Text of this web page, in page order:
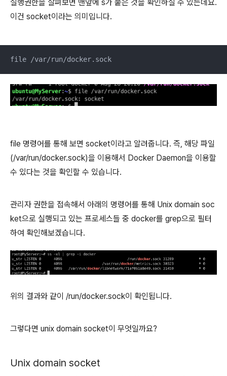
실행권한을 살펴보면 맨앞에 s가 붙은 것을 확인하실 수 있는데요.
이건 socket이라는 의미입니다.
file /var/run/docker.sock
file 명령어를 통해 보면 socket이라고 알려줍니다. 즉, 해당 파일
(/var/run/docker.sock)을 이용해서 Docker Daemon을 이용할
수 있다는 것을 확인할 수 있습니다.
관리자 권한을 접속해서 아래의 명령어를 통해 Unix domain soc
ket으로 실행되고 있는 프로세스들 중 docker를 grep으로 필터
하여 확인해보겠습니다.
위의 결과와 같이 /run/docker.sock이 확인됩니다.
그렇다면 unix domain socket이 무엇일까요?
Unix domain socket